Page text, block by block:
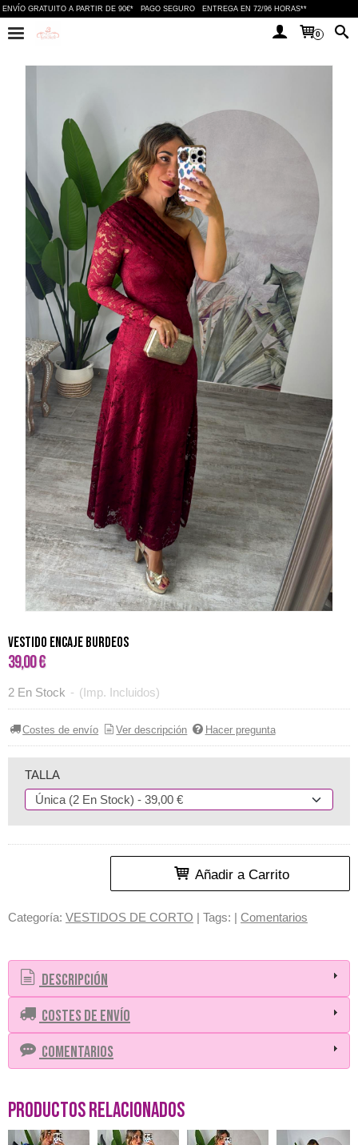
ENVÍO GRATUITO A PARTIR DE 90€* PAGO SEGURO ENTREGA EN 72/96 HORAS**
0
Vestido encaje burdeos
39,00 €
2 En Stock - (Imp. Incluidos)
Costes de envío Ver descripción Hacer pregunta
TALLA
Añadir a Carrito
Categoría: VESTIDOS DE CORTO | Tags: | Comentarios
Descripción
Costes de Envío
Comentarios
Productos Relacionados